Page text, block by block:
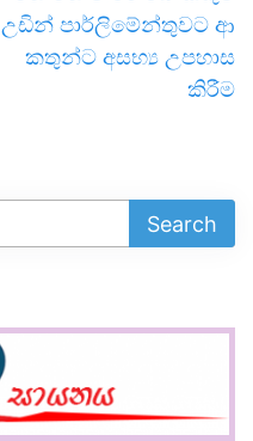
උඩින් පාර්ලිමේන්තුවට ආ
කතුන්ට අසභ්‍ය උපහාස
කිරීම